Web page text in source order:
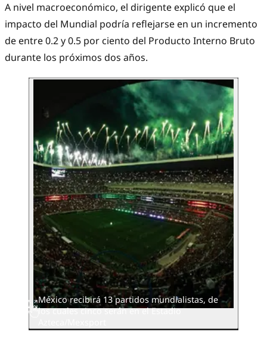
A nivel macroeconómico, el dirigente explicó que el
impacto del Mundial podría reflejarse en un incremento
de entre 0.2 y 0.5 por ciento del Producto Interno Bruto
durante los próximos dos años.
México recibirá 13 partidos mundialistas, de
los cuales cinco serán en el Estadio